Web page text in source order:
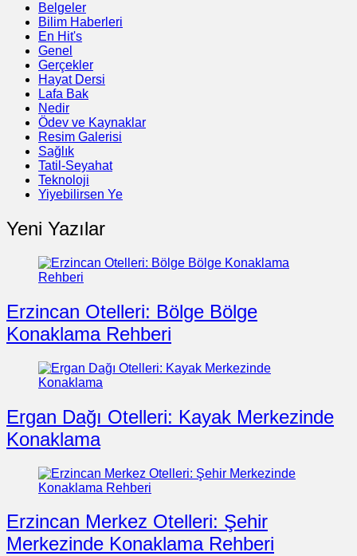
Belgeler
Bilim Haberleri
En Hit's
Genel
Gerçekler
Hayat Dersi
Lafa Bak
Nedir
Ödev ve Kaynaklar
Resim Galerisi
Sağlık
Tatil-Seyahat
Teknoloji
Yiyebilirsen Ye
Yeni Yazılar
Erzincan Otelleri: Bölge Bölge
Konaklama Rehberi
Ergan Dağı Otelleri: Kayak Merkezinde
Konaklama
Erzincan Merkez Otelleri: Şehir
Merkezinde Konaklama Rehberi